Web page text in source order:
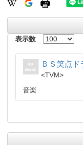
表示数
ＢＳ笑点
TVM
音楽